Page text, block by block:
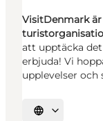
VisitDenmark
att upptäcka
erbjuda! Vi
upplevelser och
Välj språk